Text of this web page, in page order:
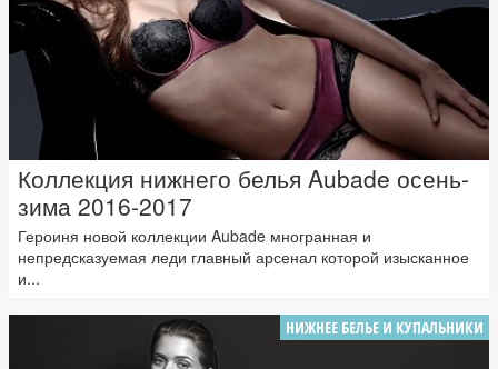
Коллекция нижнего белья Aubade осень-
зима 2016-2017
Героиня новой коллекции Aubade многранная и
непредсказуемая леди главный арсенал которой изысканное
и...
НИЖНЕЕ БЕЛЬЕ И КУПАЛЬНИКИ